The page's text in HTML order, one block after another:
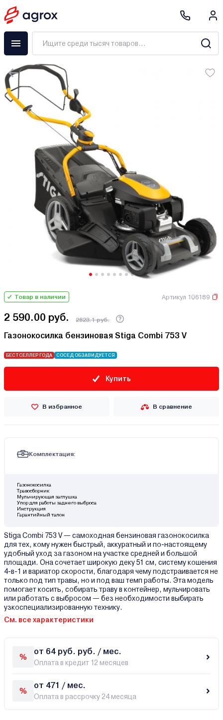
Товар в наличии Артикул 106189
2 590.00 руб. 2823.1 руб.
Газонокосилка бензиновая Stiga Combi 753 V
БЕСТСЕЛЛЕР ГОДА СОСЕД ОБЗАВИДУЕТСЯ
Купить
В избранное В сравнение
Комплектация:
Газонокосилка
Травосборник
Мульчирующая заглушка
Упор для работы заднего выброса
Инструкция
Гарантийный талон
Stiga Combi 753 V — самоходная бензиновая газонокосилка
для тех, кому нужен быстрый, аккуратный и по-настоящему
удобный уход за газоном на участке средней и большой
площади. Она сочетает широкую деку 51 см, систему кошения
4-в-1 и вариатор скорости, благодаря чему подстраивается не
только под тип травы, но и под ваш темп работы. Эта модель
помогает косить, собирать траву в контейнер, мульчировать
или работать с выбросом — без необходимости выбирать
узкоспециализированную технику.
См. все характеристики
от 64 руб. руб. / мес.
Оплата в кредит 12 месяцев
от 471 / мес.
Оплата в рассрочку 24 месяца